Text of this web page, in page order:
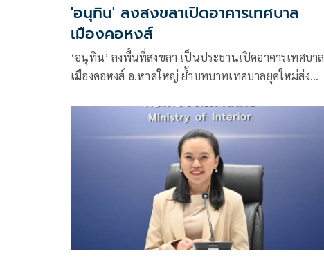
'อนุทิน' ลงสงขลาเปิดอาคารเทศบาล
เมืองคอหงส์
‘อนุทิน’ ลงพื้นที่สงขลา เป็นประธานเปิดอาคารเทศบาล
เมืองคอหงส์ อ.หาดใหญ่ ย้ำบทบาทเทศบาลยุคใหม่ส่ง